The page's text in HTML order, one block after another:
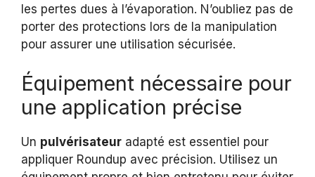
les pertes dues à l’évaporation. N’oubliez pas de
porter des protections lors de la manipulation
pour assurer une utilisation sécurisée.
Équipement nécessaire pour
une application précise
Un pulvérisateur adapté est essentiel pour
appliquer Roundup avec précision. Utilisez un